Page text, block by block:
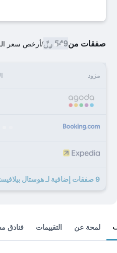
صفقات من549 ﷼ /أرخص سعر
مزود
9 صفقات إضافية لـ هوستال بيلافيستا فورمينتيرا
لمحة عن التقييمات فنادق